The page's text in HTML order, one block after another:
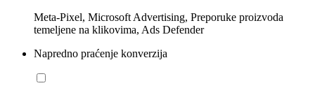
Meta-Pixel, Microsoft Advertising, Preporuke proizvoda
temeljene na klikovima, Ads Defender
Napredno praćenje konverzija